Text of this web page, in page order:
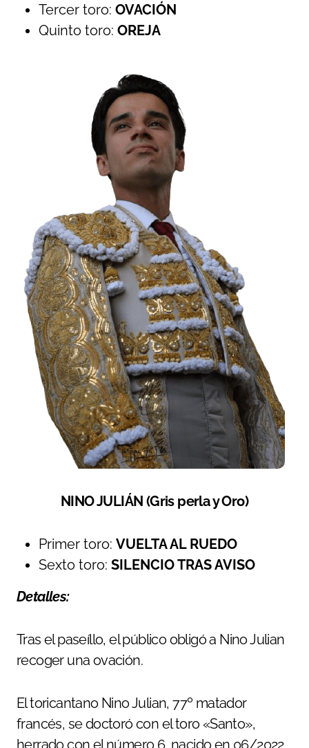
Tercer toro: OVACIÓN
Quinto toro: OREJA
NINO JULIÁN (Gris perla y Oro)
Primer toro: VUELTA AL RUEDO
Sexto toro: SILENCIO TRAS AVISO
Detalles:
Tras el paseíllo, el público obligó a Nino Julian
recoger una ovación.
El toricantano Nino Julian, 77º matador
francés, se doctoró con el toro «Santo»,
herrado con el número 6, nacido en 06/2022,